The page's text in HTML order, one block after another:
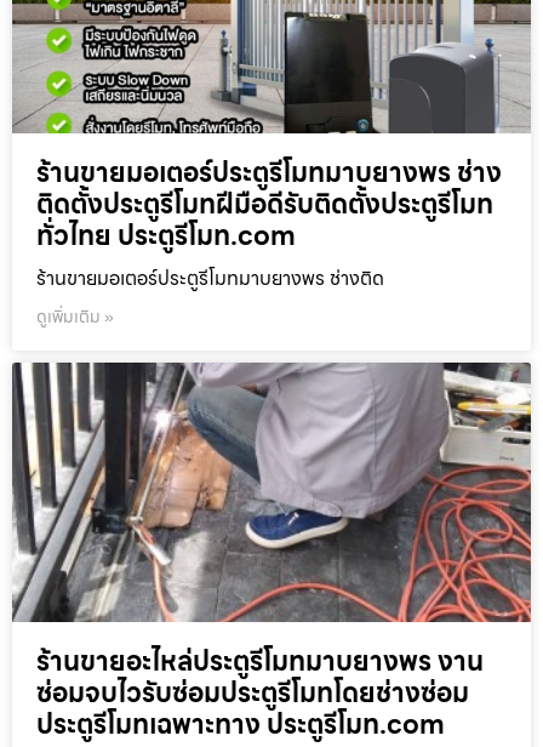
ร้านขายมอเตอร์ประตูรีโมทมาบยางพร ช่าง
ติดตั้งประตูรีโมทฝีมือดีรับติดตั้งประตูรีโมท
ทั่วไทย ประตูรีโมท.com
ร้านขายมอเตอร์ประตูรีโมทมาบยางพร ช่างติด
ดูเพิ่มเติม »
ร้านขายอะไหล่ประตูรีโมทมาบยางพร งาน
ซ่อมจบไวรับซ่อมประตูรีโมทโดยช่างซ่อม
ประตูรีโมทเฉพาะทาง ประตูรีโมท.com